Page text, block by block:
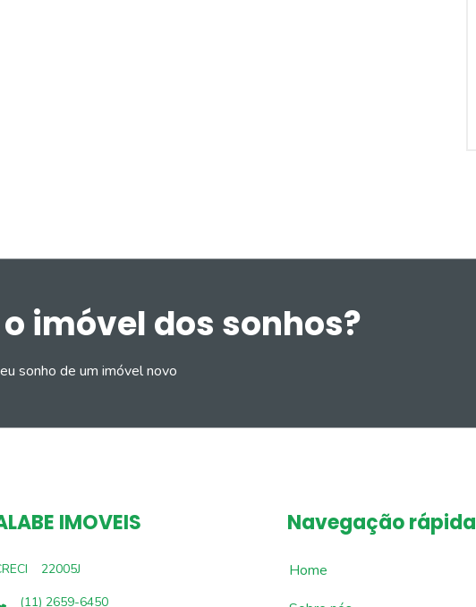
imóvel dos sonhos?
sonho de um imóvel novo
IMOVEIS
22005J
(11) 2659-6450
Navegação rápida
Home